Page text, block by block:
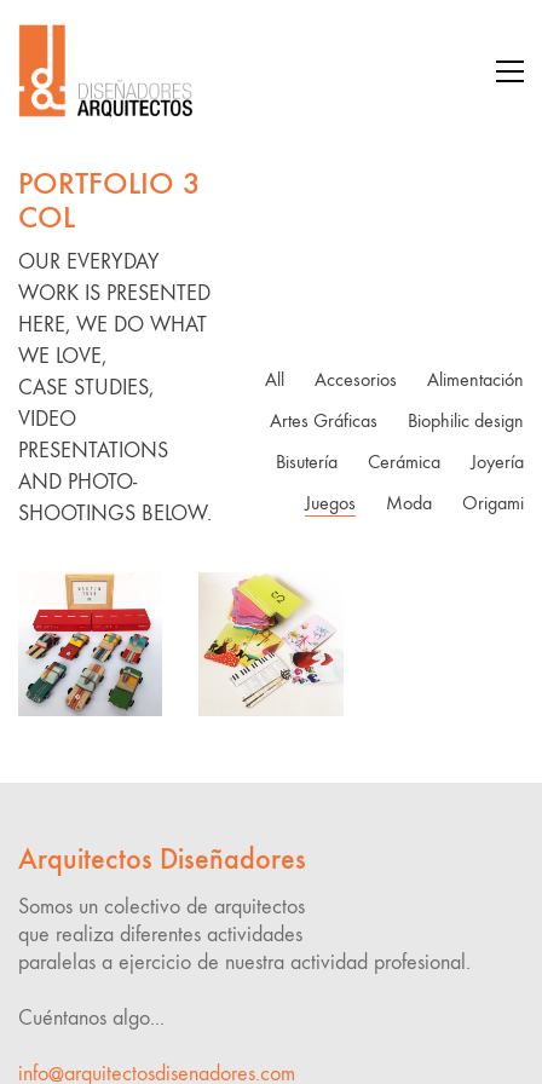
PORTFOLIO 3
COL
OUR EVERYDAY
WORK IS PRESENTED
HERE, WE DO WHAT
WE LOVE,
CASE STUDIES,
VIDEO
PRESENTATIONS
AND PHOTO-
SHOOTINGS BELOW.
All Accesorios
Alimentación
Artes Gráficas
Biophilic design
Bisutería
Cerámica
Joyería
Juegos
Moda Origami
Arquitectos Diseñadores
Somos un colectivo de arquitectos
que realiza diferentes actividades
paralelas a ejercicio de nuestra actividad profesional.
Cuéntanos algo...
info@arquitectosdisenadores.com